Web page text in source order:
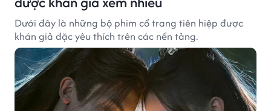
Dưới đây là những bộ phim cổ trang tiên hiệp được
khán giả đặc yêu thích trên các nền tảng.